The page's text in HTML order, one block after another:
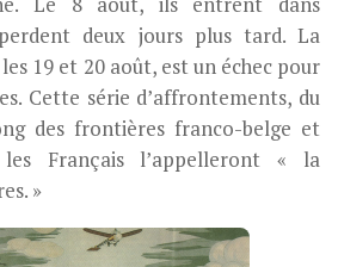
deux jours plus tard. La
19 et 20 août, est un échec pour
Cette série d’affrontements, du
des frontières franco-belge et
les Français l’appelleront « la
»